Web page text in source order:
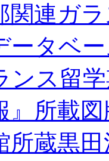
関連ガ
ータベ
ンス留
』所載
所蔵黒